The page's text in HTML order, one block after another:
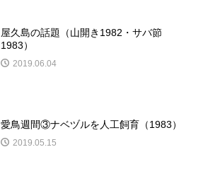
屋久島の話題（山開き1982・サバ節
1983）
2019.06.04
愛鳥週間③ナベヅルを人工飼育（1983）
2019.05.15